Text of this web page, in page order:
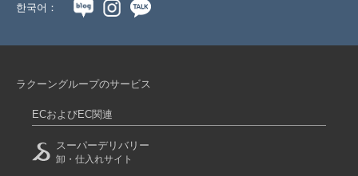
한국어：
ラクーングループのサービス
ECおよびEC関連
スーパーデリバリー
卸・仕入れサイト